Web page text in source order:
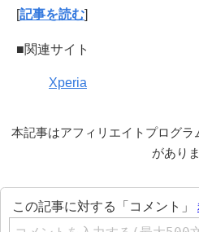
[記事を読む]
■関連サイト
Xperia
本記事はアフィリエイトプログ
があり